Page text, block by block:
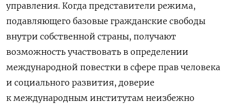
управления. Когда представители режима,
подавляющего базовые гражданские свободы
внутри собственной страны, получают
возможность участвовать в определении
международной повестки в сфере прав человека
и социального развития, доверие
к международным институтам неизбежно